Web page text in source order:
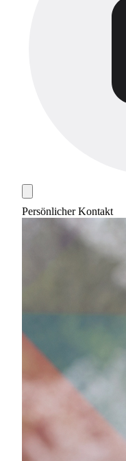
Persönlicher Kontakt